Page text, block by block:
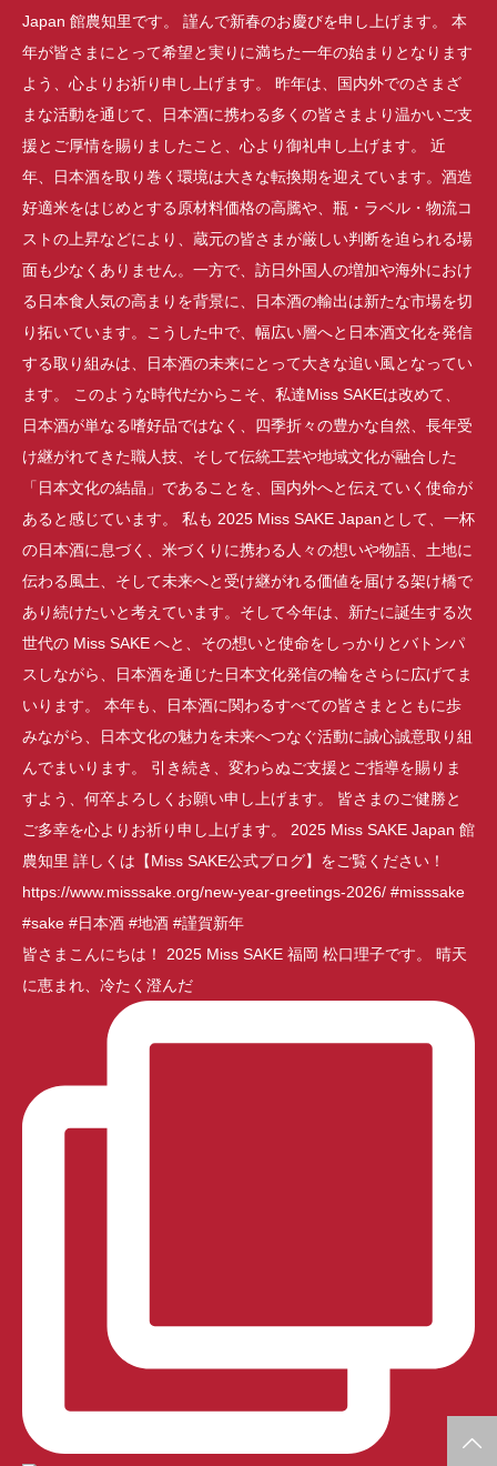
皆さまこんにちは！ 2025 Miss SAKE 福岡 松口理子です。 晴天
に恵まれ、冷たく澄んだ